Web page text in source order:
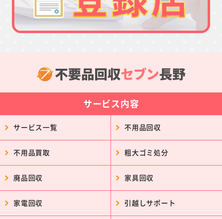
サービス内容
サービス一覧 不用品回収
不用品買取 粗大ゴミ処分
廃品回収 家具回収
家電回収 引越しサポート